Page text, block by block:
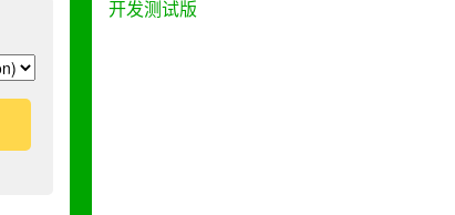
开发测试版